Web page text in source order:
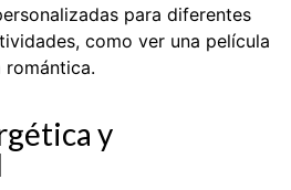
para diferentes
como ver una película
romántica.
y